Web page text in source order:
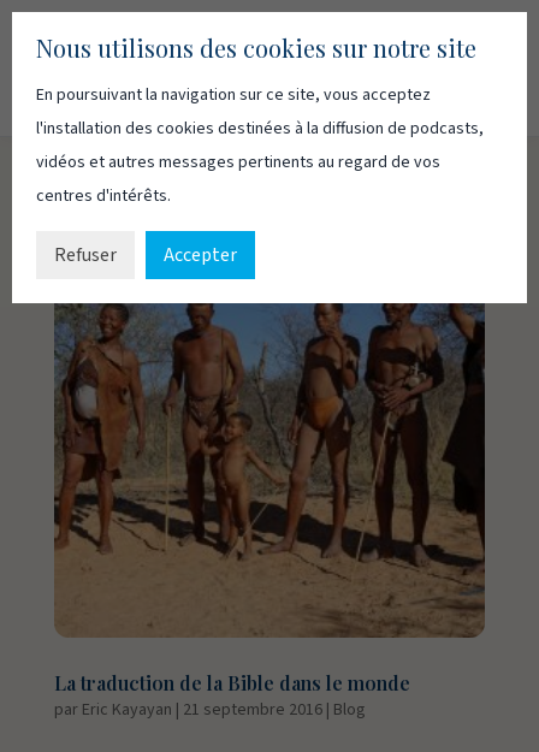
La traduction de la Bible dans le monde
par Eric Kayayan | 21 septembre 2016| Blog
Nous utilisons des cookies sur notre site
En poursuivant la navigation sur ce site, vous acceptez
l'installation des cookies destinées à la diffusion de podcasts,
vidéos et autres messages pertinents au regard de vos
centres d'intérêts.
Refuser Accepter